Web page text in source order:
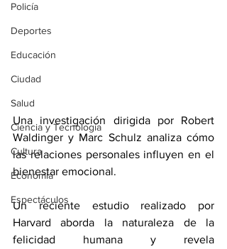
Policía
Deportes
Educación
Ciudad
Salud
Ciencia y Tecnología
Cultura
Economía
Espectáculos
Una investigación dirigida por Robert
Waldinger y Marc Schulz analiza cómo
las relaciones personales influyen en el
bienestar emocional.
Un reciente estudio realizado por
Harvard aborda la naturaleza de la
felicidad humana y revela